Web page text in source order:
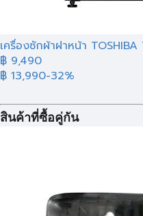
เครื่องซักผ้าฝาหน้า
฿ 9,490
฿ 13,990-32%
สินค้าที่ซื้อคู่กัน